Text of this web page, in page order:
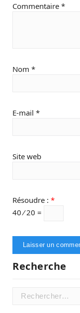
Commentaire *
Nom *
E-mail *
Site web
Résoudre : *
40 ⁄ 20 =
Recherche
Rechercher :